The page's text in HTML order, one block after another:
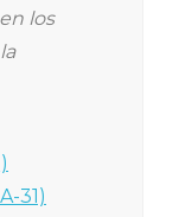
los
31)